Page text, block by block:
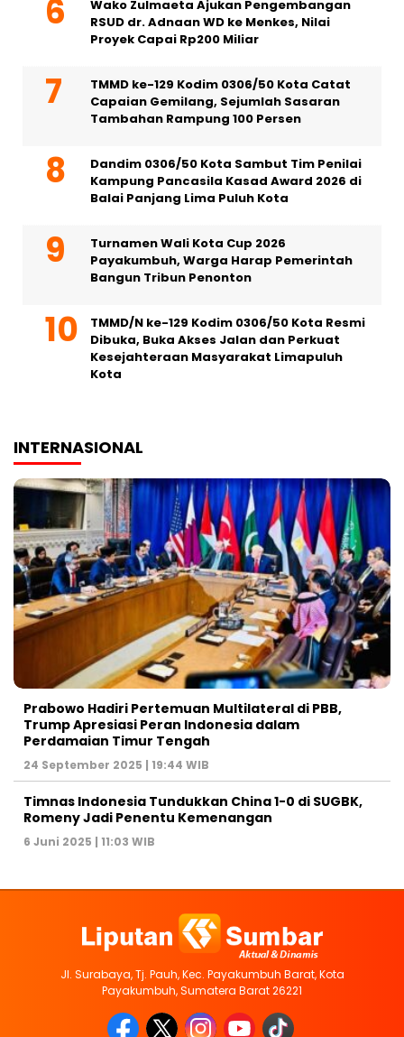
Wako Zulmaeta Ajukan Pengembangan
RSUD dr. Adnaan WD ke Menkes, Nilai
Proyek Capai Rp200 Miliar
TMMD ke-129 Kodim 0306/50 Kota Catat
Capaian Gemilang, Sejumlah Sasaran
Tambahan Rampung 100 Persen
Dandim 0306/50 Kota Sambut Tim Penilai
Kampung Pancasila Kasad Award 2026 di
Balai Panjang Lima Puluh Kota
Turnamen Wali Kota Cup 2026
Payakumbuh, Warga Harap Pemerintah
Bangun Tribun Penonton
TMMD/N ke-129 Kodim 0306/50 Kota Resmi
Dibuka, Buka Akses Jalan dan Perkuat
Kesejahteraan Masyarakat Limapuluh
Kota
INTERNASIONAL
Prabowo Hadiri Pertemuan Multilateral di PBB,
Trump Apresiasi Peran Indonesia dalam
Perdamaian Timur Tengah
24 September 2025 | 19:44 WIB
Timnas Indonesia Tundukkan China 1-0 di SUGBK,
Romeny Jadi Penentu Kemenangan
6 Juni 2025 | 11:03 WIB
Jl. Surabaya, Tj. Pauh, Kec. Payakumbuh Barat, Kota
Payakumbuh, Sumatera Barat 26221